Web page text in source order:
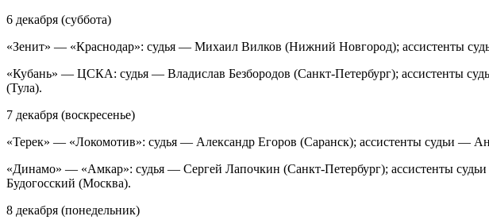
6 декабря (суббота)
«Зенит» — «Краснодар»: судья — Михаил Вилков (Нижний Новгород); ассистенты
«Кубань» — ЦСКА: судья — Владислав Безбородов (Санкт-Петербург); ассистенты
(Тула).
7 декабря (воскресенье)
«Терек» — «Локомотив»: судья — Александр Егоров (Саранск); ассистенты судьи —
«Динамо» — «Амкар»: судья — Сергей Лапочкин (Санкт-Петербург); ассистенты
Будогосский (Москва).
8 декабря (понедельник)